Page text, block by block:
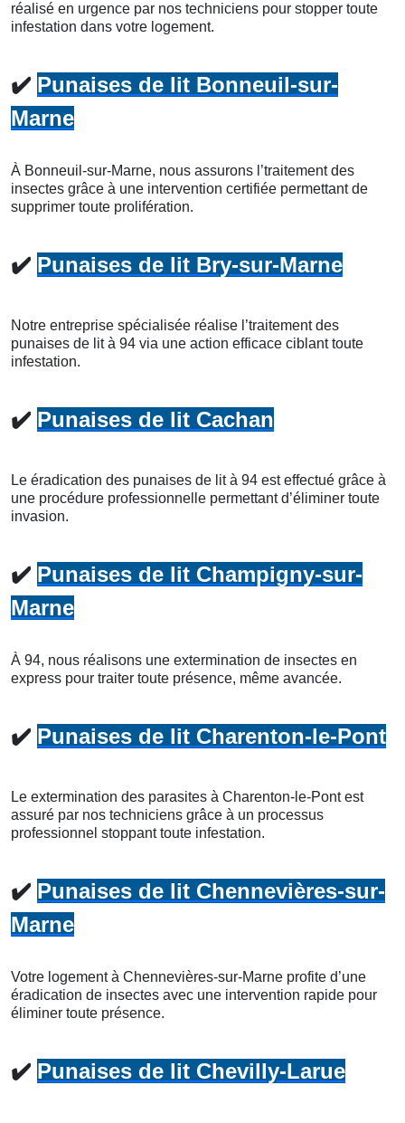
réalisé en urgence par nos techniciens pour stopper toute
infestation dans votre logement.
✔️ Punaises de lit Bonneuil-sur-
Marne
À Bonneuil-sur-Marne, nous assurons l’traitement des
insectes grâce à une intervention certifiée permettant de
supprimer toute prolifération.
✔️ Punaises de lit Bry-sur-Marne
Notre entreprise spécialisée réalise l’traitement des
punaises de lit à 94 via une action efficace ciblant toute
infestation.
✔️ Punaises de lit Cachan
Le éradication des punaises de lit à 94 est effectué grâce à
une procédure professionnelle permettant d’éliminer toute
invasion.
✔️ Punaises de lit Champigny-sur-
Marne
À 94, nous réalisons une extermination de insectes en
express pour traiter toute présence, même avancée.
✔️ Punaises de lit Charenton-le-Pont
Le extermination des parasites à Charenton-le-Pont est
assuré par nos techniciens grâce à un processus
professionnel stoppant toute infestation.
✔️ Punaises de lit Chennevières-sur-
Marne
Votre logement à Chennevières-sur-Marne profite d’une
éradication de insectes avec une intervention rapide pour
éliminer toute présence.
✔️ Punaises de lit Chevilly-Larue